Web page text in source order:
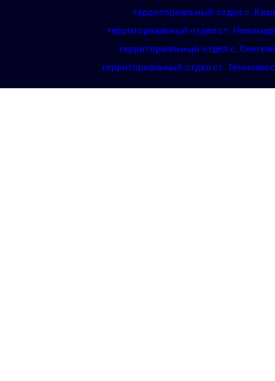
территориальный отдел с.
территориальный отдел ст.
территориальный отдел с.
территориальный отдел ст.